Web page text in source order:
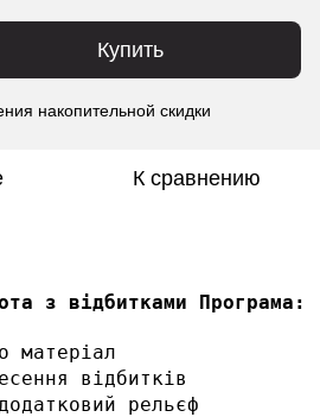
Купить
накопительной скидки
К сравнению
з відбитками Програма:
матеріал
відбитків
рельєф